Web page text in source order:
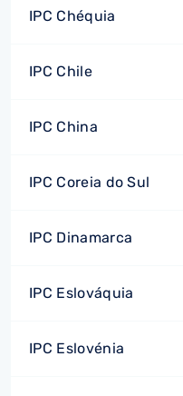
IPC Chéquia
IPC Chile
IPC China
IPC Coreia do Sul
IPC Dinamarca
IPC Eslováquia
IPC Eslovénia